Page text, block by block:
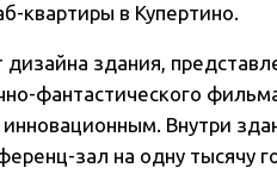
квартиры в Купертино.
здания,
фантастического
Внутри
зал на одну тысячу